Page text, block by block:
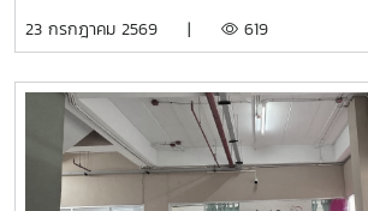
เวลาอ่านหนังสือ เป็นต้นอย่างไรก็ตาม การศึ
แรงบันดาลใจแก่นักเรียนในการก้าวสู่การเป็
พยาบาลในอนาคตต่อไป
มหาวิทยาลัย ตลอดจนปลูกฝังความภาคภูมิใจ
วิถีใหม่ (11701001)ในการนี้ รองศาสตราจา
นิช นายกสภามหาวิทยาลัยแม่โจ้ พร้อมด้ว
ราชจันทร์ หัวหน้างานพัฒนานักศึกษาและศิ
ฐานะอาจารย์ประจำรายวิชา ร่วมให้ความรู้เ
23 กรกฎาคม 2569 | 619